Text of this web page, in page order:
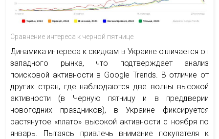
Сравнение интереса к черной пятнице
Динамика интереса к скидкам в Украине отличается от
западного рынка, что подтверждает анализ
поисковой активности в Google Trends. В отличие от
других стран, где наблюдаются две волны высокой
активности (в Черную пятницу и в преддверии
новогодних праздников), в Украине фиксируется
растянутое «плато» высокой активности с ноября по
январь. Пытаясь привлечь внимание покупателя к